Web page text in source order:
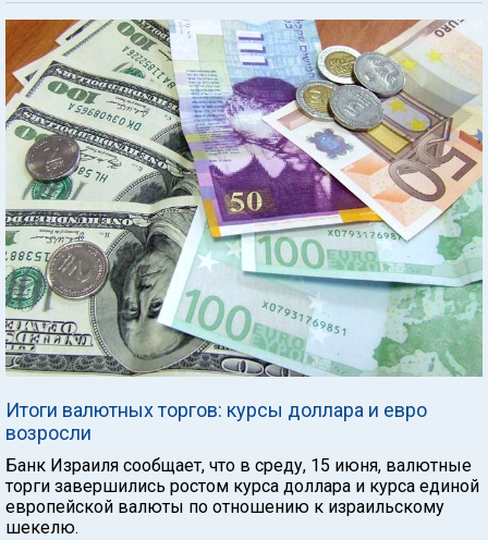
Итоги валютных торгов: курсы доллара и евро
возросли
Банк Израиля сообщает, что в среду, 15 июня, валютные
торги завершились ростом курса доллара и курса единой
европейской валюты по отношению к израильскому
шекелю.